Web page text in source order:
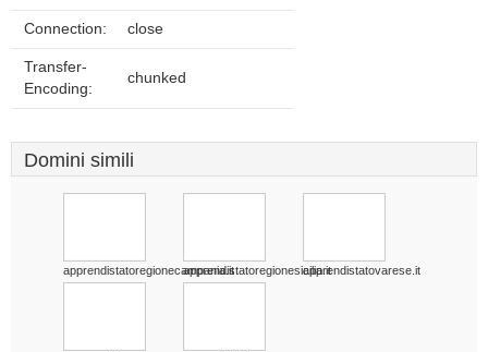
Connection: close
Transfer-
Encoding:
chunked
Domini simili
apprendistatoregionecampania.itapprendistatoregionesicilia.itapprendistatovarese.it